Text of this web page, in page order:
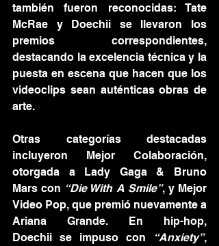
también fueron reconocidas: Tate
McRae y Doechii se llevaron los
premios correspondientes,
destacando la excelencia técnica y la
puesta en escena que hacen que los
videoclips sean auténticas obras de
arte.
Otras categorías destacadas
incluyeron Mejor Colaboración,
otorgada a Lady Gaga & Bruno
Mars con “Die With A Smile”, y Mejor
Video Pop, que premió nuevamente a
Ariana Grande. En hip-hop,
Doechii se impuso con
“Anxiety”,